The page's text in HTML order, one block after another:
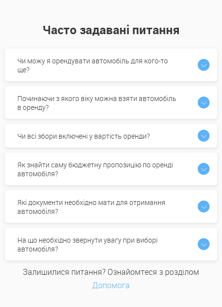
Часто задавані питання
Чи можу я орендувати автомобіль для кого-то
ще?
Починаючи з якого віку можна взяти автомобіль
в оренду?
Чи всі збори включені у вартість оренди?
Як знайти саму бюджетну пропозицію по оренді
автомобіля?
Які документи необхідно мати для отримання
автомобіля?
На що необхідно звернути увагу при виборі
автомобіля?
Залишилися питання? Ознайомтеся з розділом
Допомога